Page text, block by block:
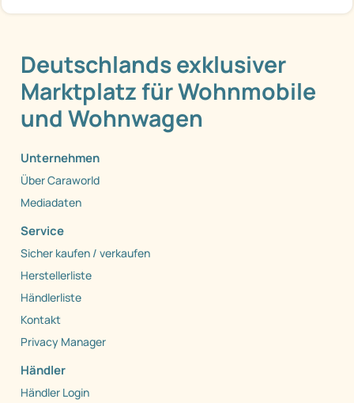
Deutschlands exklusiver
Marktplatz für Wohnmobile
und Wohnwagen
Unternehmen
Über Caraworld
Mediadaten
Service
Sicher kaufen / verkaufen
Herstellerliste
Händlerliste
Kontakt
Privacy Manager
Händler
Händler Login